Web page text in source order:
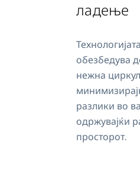
ладење
обезбедува
нежна
разлики во
одржувајќи
просторот.